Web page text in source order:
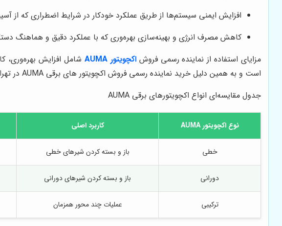
افزایش ایمنی سیستم‌ها از طریق عملکرد خودکار در شرایط اضطراری که از
کاهش مصرف انرژی و بهینه‌سازی بهره‌وری که با عملکرد دقیق و هماهنگ
مزایای استفاده از نماینده رسمی فروش اکچویتور AUMA
شامل افزایش
است و به همین دلیل خرید نماینده رسمی فروش اکچویتور های برقی AUMA در تهران و سایر مناطق صنعتی اهمیت ویژه‌ای دارد
جدول مقایسه‌ای انواع اکچویتورهای برقی AUMA
نوع اکچویتور AUMA کاربرد اصلی
خطی باز و بسته کردن شیرهای خطی
دورانی باز و بسته کردن شیرهای دورانی
ترکیبی عملیات چند محور همزمان